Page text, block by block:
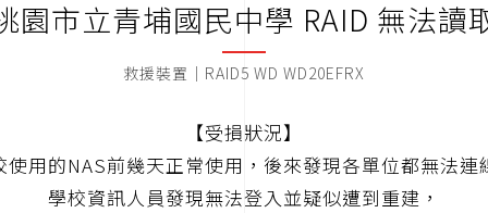
園市立青埔國民中學 RAID 無法讀
救援裝置｜RAID5 WD WD20EFRX
【受損狀況】
使用的NAS前幾天正常使用，後來發現各單位都無法連
學校資訊人員發現無法登入並疑似遭到重建，